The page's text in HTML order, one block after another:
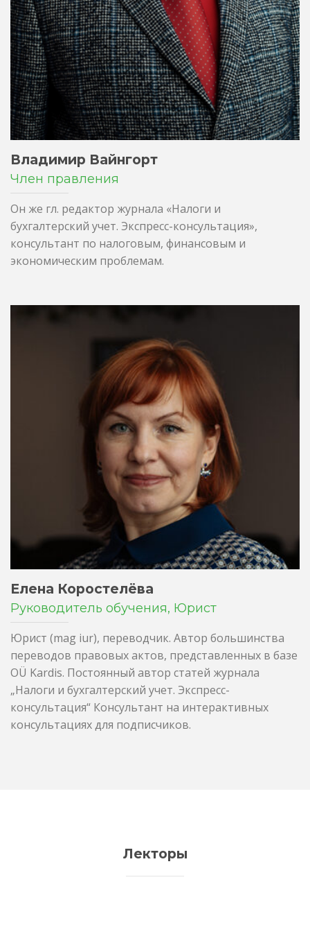
Владимир Вайнгорт
Член правления
Он же гл. редактор журнала «Налоги и
бухгалтерский учет. Экспресс-консультация»,
консультант по налоговым, финансовым и
экономическим проблемам.
Елена Коростелёва
Руководитель обучения, Юрист
Юрист (mag iur), переводчик. Автор большинства
переводов правовых актов, представленных в базе
OÜ Kardis. Постоянный автор статей журнала
„Налоги и бухгалтерский учет. Экспресс-
консультация“ Консультант на интерактивных
консультациях для подписчиков.
Лекторы